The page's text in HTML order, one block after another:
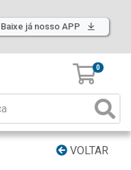
Baixe já nosso APP
0
VOLTAR